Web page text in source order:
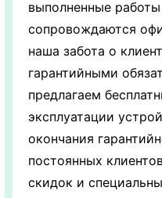
выполненные
сопровождаются
наша забота о
гарантийными
предлагаем
эксплуатации
окончания
постоянных
скидок и